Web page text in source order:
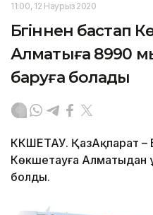
11:00, 12 Наурыз 2020
Бүгіннен бастап
Алматыға 8990
баруға болады
КӨКШЕТАУ. ҚазАқпарат –
Көкшетауға Алматыдан
болды.